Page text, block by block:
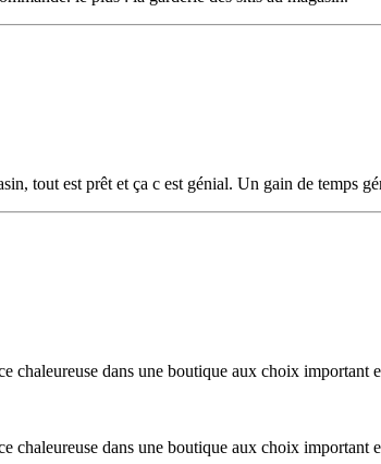
tout est prêt et ça c est génial. Un gain de temps
dans une boutique aux choix important
dans une boutique aux choix important